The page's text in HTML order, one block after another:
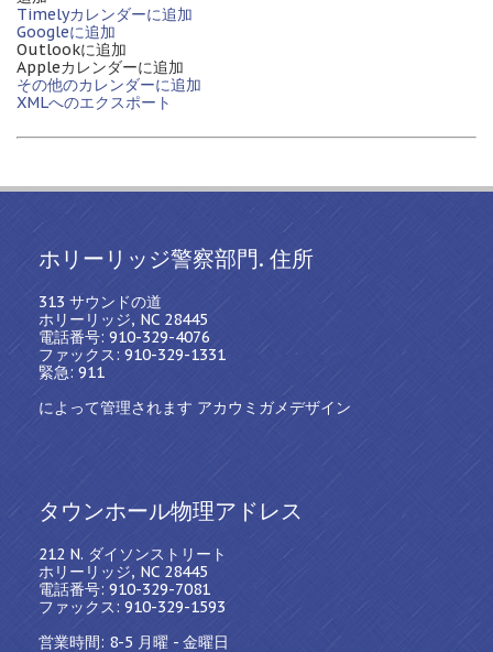
Timelyカレンダーに追加
Googleに追加
Outlookに追加
Appleカレンダーに追加
その他のカレンダーに追加
XMLへのエクスポート
ホリーリッジ警察部門. 住所
313 サウンドの道
ホリーリッジ, NC 28445
電話番号: 910-329-4076
ファックス: 910-329-1331
緊急: 911
によって管理されます アカウミガメデザイン
タウンホール物理アドレス
212 N. ダイソンストリート
ホリーリッジ, NC 28445
電話番号: 910-329-7081
ファックス: 910-329-1593
営業時間: 8-5 月曜 - 金曜日